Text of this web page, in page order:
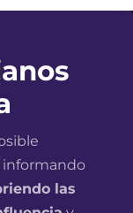
informando
las